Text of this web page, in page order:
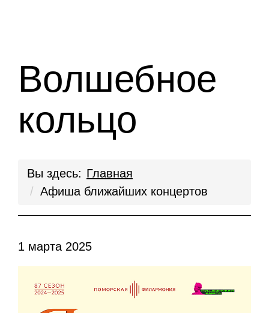
Волшебное
кольцо
Вы здесь: Главная
Афиша ближайших концертов
1 марта 2025